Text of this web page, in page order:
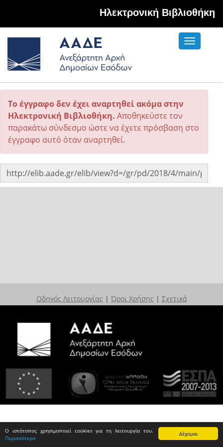
Δέχομαι
Ο ιστότοπος χρησιμοποιεί cookies για τη λειτουργία του.
Περισσότερα
Hλεκτρονική Βιβλιοθήκη
Toggle
Το έγγραφο δεν έχει αναρτηθεί ακόμα στην
Ηλεκτρονική Βιβλιοθήκη. Αποθηκεύστε τον
παρακάτω σύνδεσμο ώστε να έχετε πρόσβαση στο
έγγραφο αυτό όταν αναρτηθεί.
Οδηγός Λειτουργίας | Όροι Χρήσης | Σχετικά